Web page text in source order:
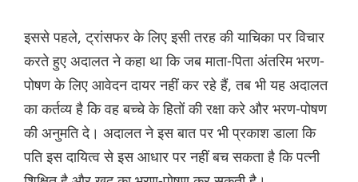
इससे पहले, ट्रांसफर के लिए इसी तरह की याचिका पर विचार
करते हुए अदालत ने कहा था कि जब माता-पिता अंतरिम भरण-
पोषण के लिए आवेदन दायर नहीं कर रहे हैं, तब भी यह अदालत
का कर्तव्य है कि वह बच्चे के हितों की रक्षा करे और भरण-पोषण
की अनुमति दे। अदालत ने इस बात पर भी प्रकाश डाला कि
पति इस दायित्व से इस आधार पर नहीं बच सकता है कि पत्नी